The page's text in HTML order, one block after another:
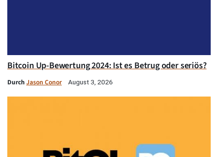
Bitcoin Up-Bewertung 2024: Ist es Betrug oder seriös?
Durch Jason Conor August 3, 2026